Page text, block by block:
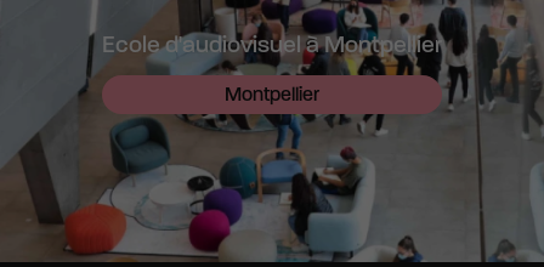
Ecole d'audiovisuel à Montpellier
Montpellier